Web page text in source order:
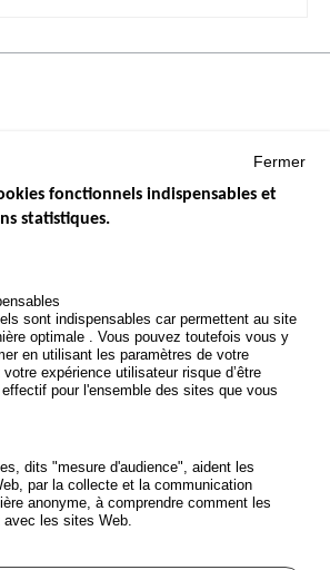
ROUTIÈRE
PERSONNELLES DES ACCIDENTS DE
ROUTIÈRE
Fermer
fonctionnels indispensables et
statistiques.
sont indispensables car permettent au site
optimale . Vous pouvez toutefois vous y
en utilisant les paramètres de votre
expérience utilisateur risque d’être
pour l'ensemble des sites que vous
dits "mesure d'audience", aident les
par la collecte et la communication
anonyme, à comprendre comment les
les sites Web.